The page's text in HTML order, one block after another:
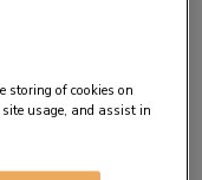
storing of cookies on
usage, and assist in